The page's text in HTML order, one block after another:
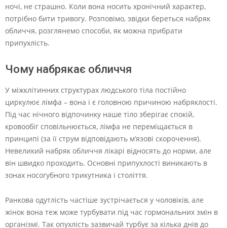
ночі, не страшно. Коли вона носить хронічний характер,
потрібно бити тривогу. Розповімо, звідки береться набряк
обличчя, розглянемо способи, як можна прибрати
припухлість.
Чому набрякає обличчя
У міжклітинних структурах людського тіла постійно
циркулює лімфа – вона і є головною причиною набряклості.
Під час нічного відпочинку наше тіло зберігає спокій,
кровообіг сповільнюється, лімфа не переміщається в
принципі (за її струм відповідають м’язові скорочення).
Невеликий набряк обличчя лікарі відносять до норми, але
він швидко проходить. Основні припухлості виникають в
зонах носогубного трикутника і століття.
Ранкова одутлість частіше зустрічається у чоловіків, але
жінок вона теж може турбувати під час гормональних змін в
організмі. Так опухлість зазвичай турбує за кілька днів до